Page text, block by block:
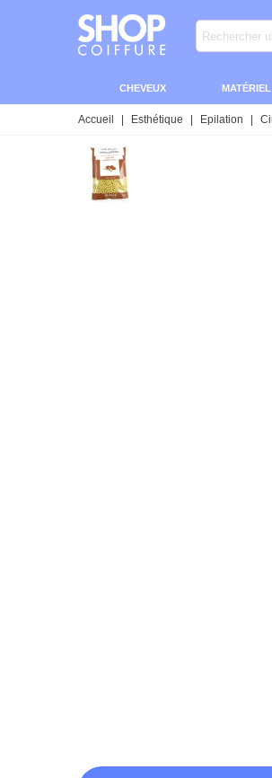
CHEVEUX
Accueil Esthétique Epilation